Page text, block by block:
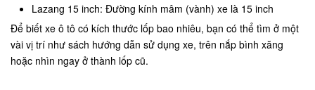
Lazang 15 inch: Đường kính mâm (vành) xe là 15 inch
Để biết xe ô tô có kích thước lốp bao nhiêu, bạn có thể tìm ở một
vài vị trí như sách hướng dẫn sử dụng xe, trên nắp bình xăng
hoặc nhìn ngay ở thành lốp cũ.